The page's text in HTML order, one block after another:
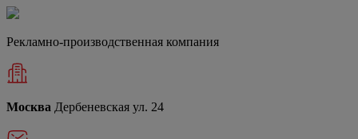
Рекламно-производственная компания
Москва Дербеневская ул. 24